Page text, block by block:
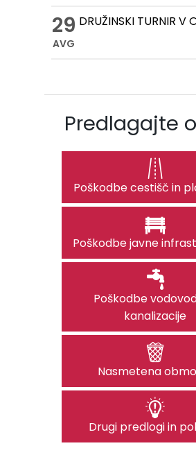
29
AVG
Predlagajte
Poškodbe cestišč in
Poškodbe javne
Poškodbe
kanalizacije
Nasmetena
Drugi predlogi in